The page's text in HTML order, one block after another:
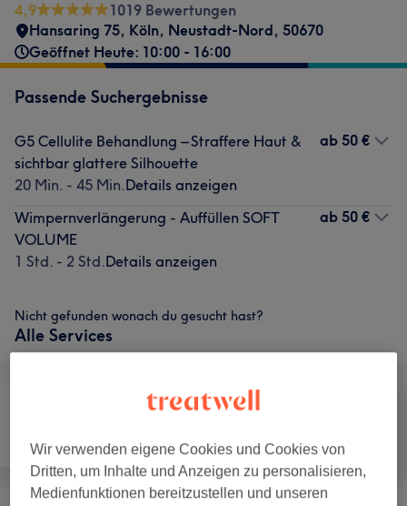
4,9
1019 Bewertungen
Hansaring 75, Köln, Neustadt-Nord, 50670
Geöffnet Heute: 10:00 - 16:00
Passende Suchergebnisse
G5 Cellulite Behandlung – Straffere Haut &
sichtbar glattere Silhouette
20 Min. - 45 Min.Details anzeigen
ab 50 €
Wimpernverlängerung - Auffüllen SOFT
VOLUME
1 Std. - 2 Std.Details anzeigen
ab 50 €
Nicht gefunden wonach du gesucht hast?
Alle Services
Haarentfernung Gesicht
Wir verwenden eigene Cookies und Cookies von
Dritten, um Inhalte und Anzeigen zu personalisieren,
Medienfunktionen bereitzustellen und unseren